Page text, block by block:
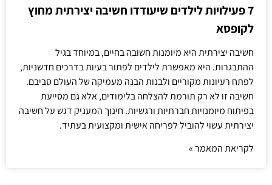
7 פעילויות לילדים שיעודדו חשיבה יצירתית מחוץ
לקופסא
חשיבה יצירתית היא מיומנות חשובה בחיים, במיוחד בגיל
ההתבגרות. היא מאפשרת לילדים לפתור בעיות בדרכים חדשניות,
לפתח רעיונות מקוריים ולבנות הבנה מעמיקה של העולם סביבם.
חשיבה זו לא רק תורמת להצלחה בלימודים, אלא גם מסייעת
בפיתוח מיומנויות חברתיות ורגשיות. חינוך המעניק דגש על חשיבה
יצירתית עשוי להוביל לפריחה אישית ומקצועית בעתיד.
לקריאת המאמר »